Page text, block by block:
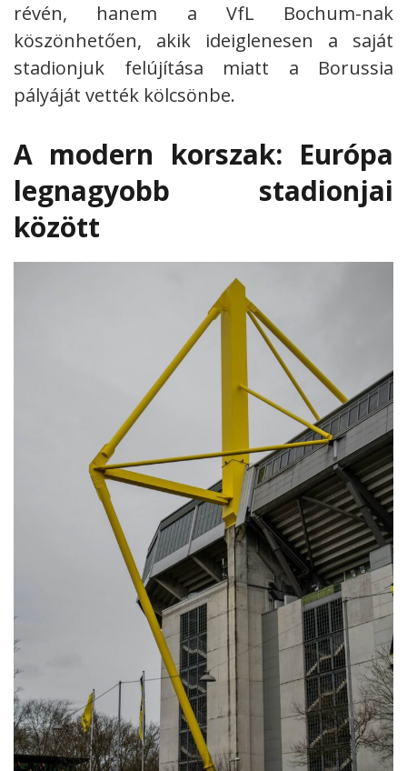
révén, hanem a VfL Bochum-nak
köszönhetően, akik ideiglenesen a saját
stadionjuk felújítása miatt a Borussia
pályáját vették kölcsönbe.
A modern korszak: Európa
legnagyobb stadionjai
között